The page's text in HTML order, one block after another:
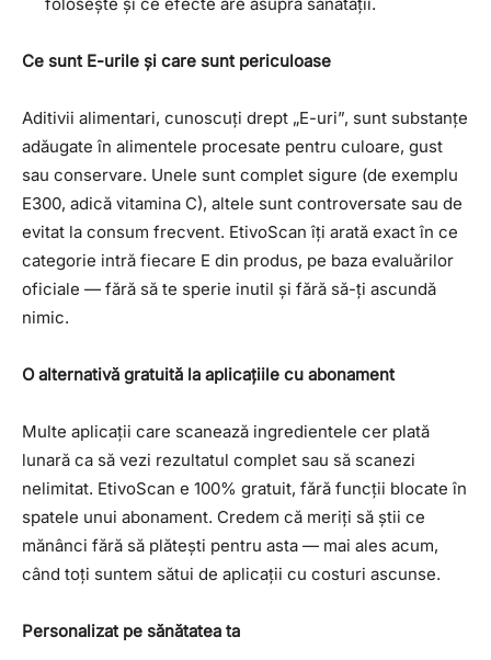
Ce sunt E-urile și care sunt periculoase
Aditivii alimentari, cunoscuți drept „E-uri”, sunt substanțe
adăugate în alimentele procesate pentru culoare, gust
sau conservare. Unele sunt complet sigure (de exemplu
E300, adică vitamina C), altele sunt controversate sau de
evitat la consum frecvent. EtivoScan îți arată exact în ce
categorie intră fiecare E din produs, pe baza evaluărilor
oficiale — fără să te sperie inutil și fără să-ți ascundă
nimic.
O alternativă gratuită la aplicațiile cu abonament
Multe aplicații care scanează ingredientele cer plată
lunară ca să vezi rezultatul complet sau să scanezi
nelimitat. EtivoScan e 100% gratuit, fără funcții blocate în
spatele unui abonament. Credem că meriți să știi ce
mănânci fără să plătești pentru asta — mai ales acum,
când toți suntem sătui de aplicații cu costuri ascunse.
Personalizat pe sănătatea ta